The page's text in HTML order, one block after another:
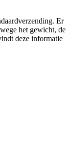
Er
het gewicht, de
deze informatie